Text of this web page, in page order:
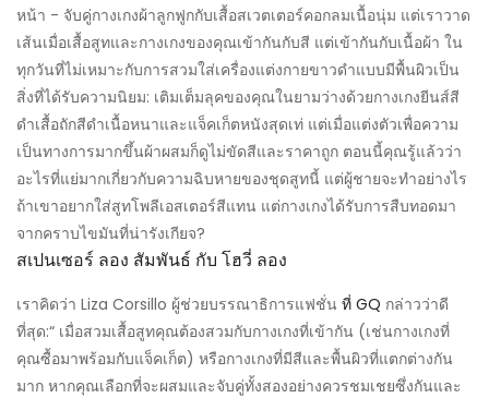
หน้า - จับคู่กางเกงผ้าลูกฟูกกับเสื้อสเวตเตอร์คอกลมเนื้อนุ่ม แต่เราวาด
เส้นเมื่อเสื้อสูทและกางเกงของคุณเข้ากันกับสี แต่เข้ากันกับเนื้อผ้า ใน
ทุกวันที่ไม่เหมาะกับการสวมใส่เครื่องแต่งกายขาวดำแบบมีพื้นผิวเป็น
สิ่งที่ได้รับความนิยม: เติมเต็มลุคของคุณในยามว่างด้วยกางเกงยีนส์สี
ดำเสื้อถักสีดำเนื้อหนาและแจ็คเก็ตหนังสุดเท่ แต่เมื่อแต่งตัวเพื่อความ
เป็นทางการมากขึ้นผ้าผสมก็ดูไม่ขัดสีและราคาถูก ตอนนี้คุณรู้แล้วว่า
อะไรที่แย่มากเกี่ยวกับความฉิบหายของชุดสูทนี้ แต่ผู้ชายจะทำอย่างไร
ถ้าเขาอยากใส่สูทโพลีเอสเตอร์สีแทน แต่กางเกงได้รับการสืบทอดมา
จากคราบไขมันที่น่ารังเกียจ?
สเปนเซอร์ ลอง สัมพันธ์ กับ โฮวี่ ลอง
เราคิดว่า Liza Corsillo ผู้ช่วยบรรณาธิการแฟชั่น ที่ GQ กล่าวว่าดี
ที่สุด:“ เมื่อสวมเสื้อสูทคุณต้องสวมกับกางเกงที่เข้ากัน (เช่นกางเกงที่
คุณซื้อมาพร้อมกับแจ็คเก็ต) หรือกางเกงที่มีสีและพื้นผิวที่แตกต่างกัน
มาก หากคุณเลือกที่จะผสมและจับคู่ทั้งสองอย่างควรชมเชยซึ่งกันและ